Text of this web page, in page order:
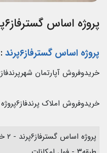
پروژه اساس گسترفاز۶پرند
پروژه اساس گسترفاز۶پرند :
خریدوفروش آپارتمان شهرپرندفاز۶پروژه اساس گستر
خریدوفروش املاک پرندفاز۶پروژه اساس گستر
پروژه اساس گسترفاز۶پرند - ۲ خواب - ۷۸ متری